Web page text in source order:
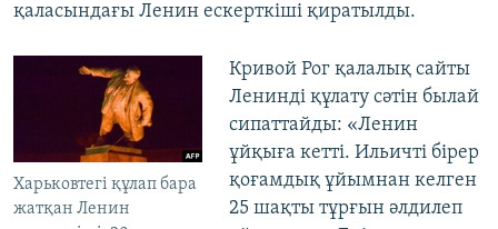
қаласындағы Ленин ескерткіші қиратылды.
Харьковтегі құлап бара
жатқан Ленин
Кривой Рог қалалық сайты
Ленинді құлату сәтін былай
сипаттайды: «Ленин
ұйқыға кетті. Ильичті бірер
қоғамдық ұйымнан келген
25 шақты тұрғын әлдилеп